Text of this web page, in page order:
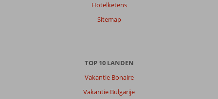
Hotelketens
Sitemap
TOP 10 LANDEN
Vakantie Bonaire
Vakantie Bulgarije